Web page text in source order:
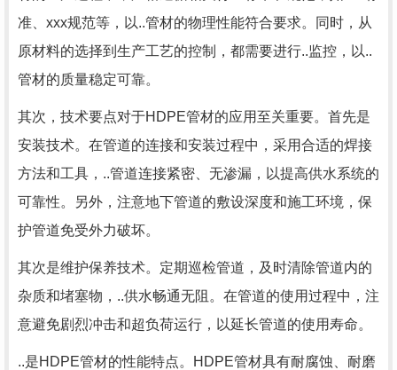
准、xxx规范等，以..管材的物理性能符合要求。同时，从
原材料的选择到生产工艺的控制，都需要进行..监控，以..
管材的质量稳定可靠。
其次，技术要点对于HDPE管材的应用至关重要。首先是
安装技术。在管道的连接和安装过程中，采用合适的焊接
方法和工具，..管道连接紧密、无渗漏，以提高供水系统的
可靠性。另外，注意地下管道的敷设深度和施工环境，保
护管道免受外力破坏。
其次是维护保养技术。定期巡检管道，及时清除管道内的
杂质和堵塞物，..供水畅通无阻。在管道的使用过程中，注
意避免剧烈冲击和超负荷运行，以延长管道的使用寿命。
..是HDPE管材的性能特点。HDPE管材具有耐腐蚀、耐磨